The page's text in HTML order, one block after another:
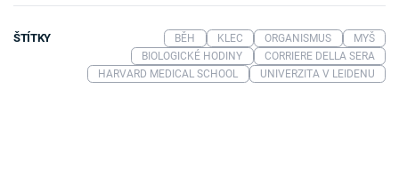
ŠTÍTKY BĚH KLEC ORGANISMUS
MYŠ
BIOLOGICKÉ HODINY
CORRIERE DELLA SERA
HARVARD MEDICAL SCHOOL
UNIVERZITA V LEIDENU